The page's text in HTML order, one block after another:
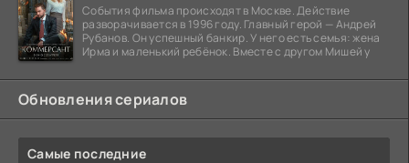
События фильма происходят в Москве. Действие
разворачивается в 1996 году. Главный герой — Андрей
Рубанов. Он успешный банкир. У него есть семья: жена
Ирма и маленький ребёнок. Вместе с другом Мишей у
Обновления сериалов
Самые последние